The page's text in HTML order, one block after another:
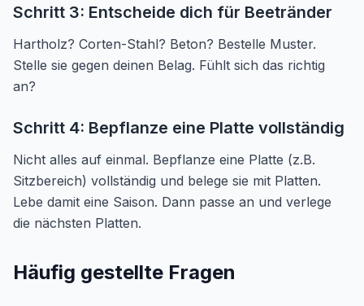
Schritt 3: Entscheide dich für Beetränder
Hartholz? Corten-Stahl? Beton? Bestelle Muster.
Stelle sie gegen deinen Belag. Fühlt sich das richtig
an?
Schritt 4: Bepflanze eine Platte vollständig
Nicht alles auf einmal. Bepflanze eine Platte (z.B.
Sitzbereich) vollständig und belege sie mit Platten.
Lebe damit eine Saison. Dann passe an und verlege
die nächsten Platten.
Häufig gestellte Fragen